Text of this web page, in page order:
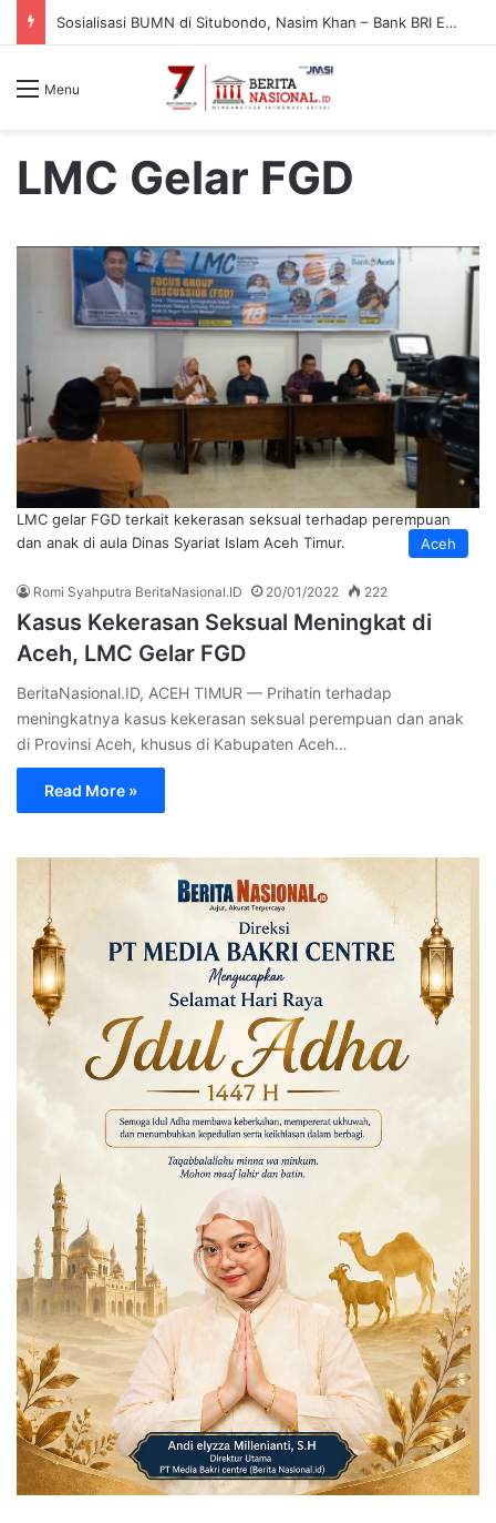
Momen Haru di Situbondo, Siswi Yatim Piatu Kejar Nasim Khan Saat Reses Demi Ucapkan Terima Kasih
Menu
LMC Gelar FGD
Aceh
LMC gelar FGD terkait kekerasan seksual terhadap perempuan
dan anak di aula Dinas Syariat Islam Aceh Timur.
Romi Syahputra BeritaNasional.ID 20/01/2022 222
Kasus Kekerasan Seksual Meningkat di
Aceh, LMC Gelar FGD
BeritaNasional.ID, ACEH TIMUR — Prihatin terhadap
meningkatnya kasus kekerasan seksual perempuan dan anak
di Provinsi Aceh, khusus di Kabupaten Aceh…
Read More »